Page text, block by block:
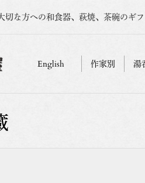
切な方への和食器、萩焼、茶碗のギ
English 作家別 湯